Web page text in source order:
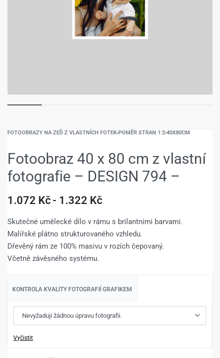
FOTOOBRAZY NA ZEĎ Z VLASTNÍCH FOTEK›POMĚR STRAN 1:2›40X80CM
Fotoobraz 40 x 80 cm z vlastní
fotografie – DESIGN 794 –
1.072 Kč 1.322 Kč
Skutečné umělecké dílo v rámu s brilantními barvami.
Malířské plátno strukturovaného vzhledu.
Dřevěný rám ze 100% masivu v rozích čepovaný.
Včetně závěsného systému.
KONTROLA KVALITY FOTOGRAFIÍ GRAFIKEM
Vyčistit